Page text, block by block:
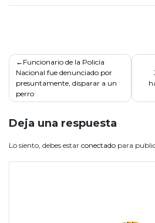
Navegación
de
entradas
Funcionario de la Policía
Nacional fue denunciado por
presuntamente, disparar a un
perro
Deja una respuesta
Lo siento, debes estar conectado para